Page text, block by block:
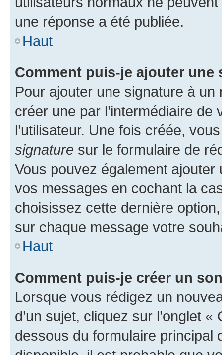
une réponse a été publiée.
Haut
Comment puis-je ajouter une
Pour ajouter une signature à un
créer une par l’intermédiaire
l’utilisateur. Une fois créée,
signature sur le formulaire de
Vous pouvez également
vos messages en cochant la
choisissez cette dernière
sur chaque message votre
Haut
Comment puis-je créer un
Lorsque vous rédigez un
d’un sujet, cliquez sur l’onglet
dessous du formulaire principal